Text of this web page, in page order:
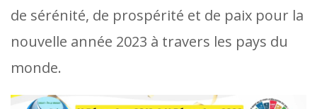
de sérénité, de prospérité et de paix pour la
nouvelle année 2023 à travers les pays du
monde.